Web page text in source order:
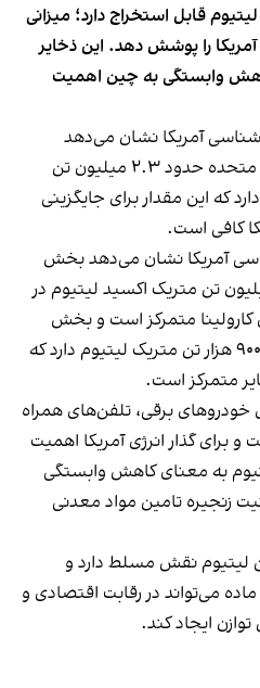
میلیون تن لیتیوم قابل استخراج دارد؛ میزانی
را پوشش دهد. این ذخایر
وابستگی به چین اهمیت
آمریکا نشان می‌دهد
منطقه آپالاچی در شرق ایالات متحده حدود ۲.۳ میلیون تن
که این مقدار برای جایگزینی
آمریکا نشان می‌دهد بخش
آپالاچی حدود ۱.۴۳ میلیون تن متریک اکسید لیتیوم در
کارولینا متمرکز است و بخش
شمالی این منطقه نیز حدود ۹۰۰ هزار تن متریک لیتیوم دارد که
متمرکز است.
خودروهای برقی، تلفن‌های همراه
برای گذار انرژی آمریکا اهمیت
به معنای کاهش وابستگی
زنجیره تامین مواد معدنی
لیتیوم نقش مسلط دارد و
می‌تواند در رقابت اقتصادی و
ایجاد کند.